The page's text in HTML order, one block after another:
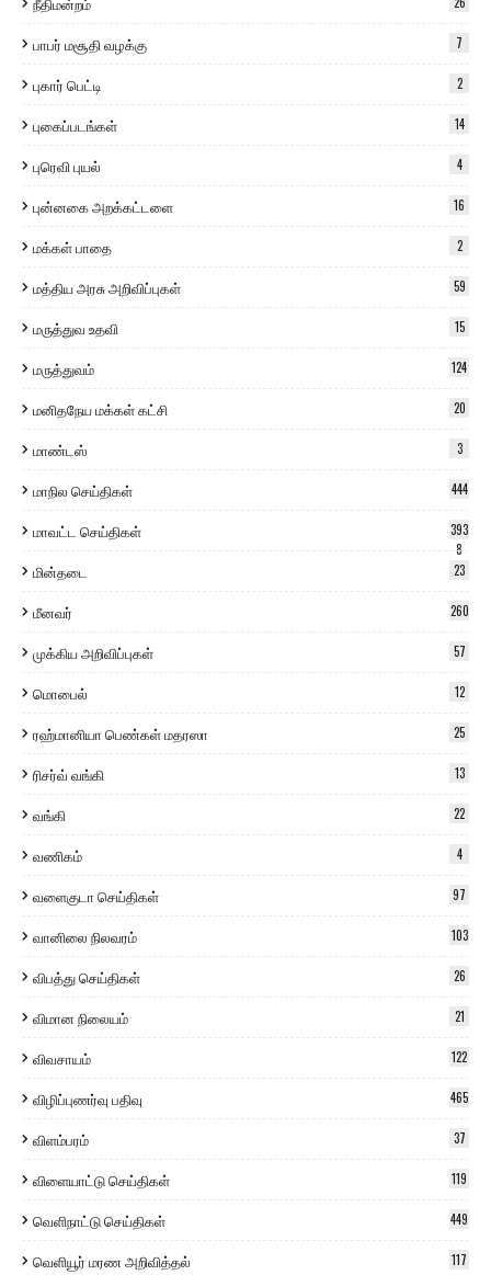
பாபர் மசூதி வழக்கு 7
புகார் பெட்டி 2
புகைப்படங்கள் 14
புரெவி புயல் 4
புன்னகை அறக்கட்டளை 16
மக்கள் பாதை 2
மத்திய அரசு அறிவிப்புகள் 59
மருத்துவ உதவி 15
மருத்துவம் 124
மனிதநேய மக்கள் கட்சி 20
மாண்டஸ் 3
மாநில செய்திகள் 444
மாவட்ட செய்திகள்
393
8
மின்தடை 23
மீனவர் 260
முக்கிய அறிவிப்புகள் 57
மொபைல் 12
ரஹ்மானியா பெண்கள் மதரஸா 25
ரிசர்வ் வங்கி 13
வங்கி 22
வணிகம் 4
வளைகுடா செய்திகள் 97
வானிலை நிலவரம் 103
விபத்து செய்திகள் 26
விமான நிலையம் 21
விவசாயம் 122
விழிப்புணர்வு பதிவு 465
விளம்பரம் 37
விளையாட்டு செய்திகள் 119
வெளிநாட்டு செய்திகள் 449
வெளியூர் மரண அறிவித்தல் 117